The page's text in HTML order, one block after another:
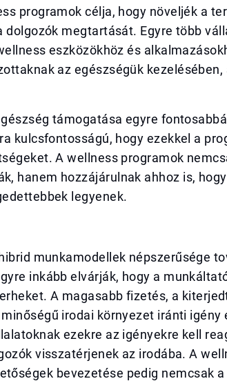
programok célja, hogy növeljék a
dolgozók megtartását. Egyre több
eszközökhöz és
az egészségük kezelésében,
támogatása egyre
kulcsfontosságú, hogy ezekkel a
A wellness programok
hanem hozzájárulnak ahhoz is,
legyenek.
munkamodellek népszerűsége
inkább elvárják, hogy a
A magasabb fizetés, a
irodai környezet iránti igény
ezekre az igényekre kell
visszatérjenek az irodába. A
bevezetése pedig nemcsak